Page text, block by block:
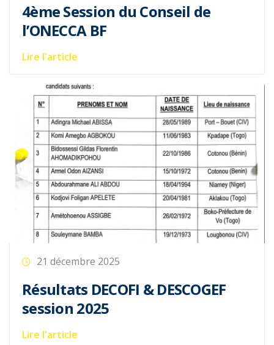
4ème Session du Conseil de
l’ONECCA BF
Lire l'article
21 décembre 2025
Résultats DECOFI & DESCOGEF
session 2025
Lire l'article